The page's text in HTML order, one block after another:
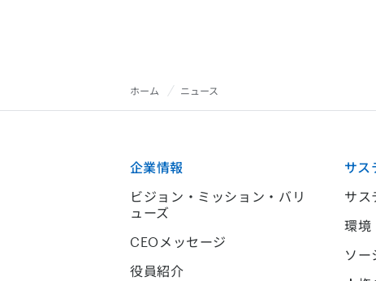
ホーム ニュース
企業情報
ビジョン・ミッション・バリ
ューズ
CEOメッセージ
役員紹介
サス
サス
環境
ソー